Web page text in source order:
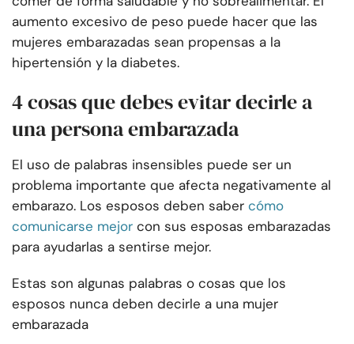
aumento excesivo de peso puede hacer que las
mujeres embarazadas sean propensas a la
hipertensión y la diabetes.
4 cosas que debes evitar decirle a
una persona embarazada
El uso de palabras insensibles puede ser un
problema importante que afecta negativamente al
embarazo. Los esposos deben saber cómo
comunicarse mejor con sus esposas embarazadas
para ayudarlas a sentirse mejor.
Estas son algunas palabras o cosas que los
esposos nunca deben decirle a una mujer
embarazada